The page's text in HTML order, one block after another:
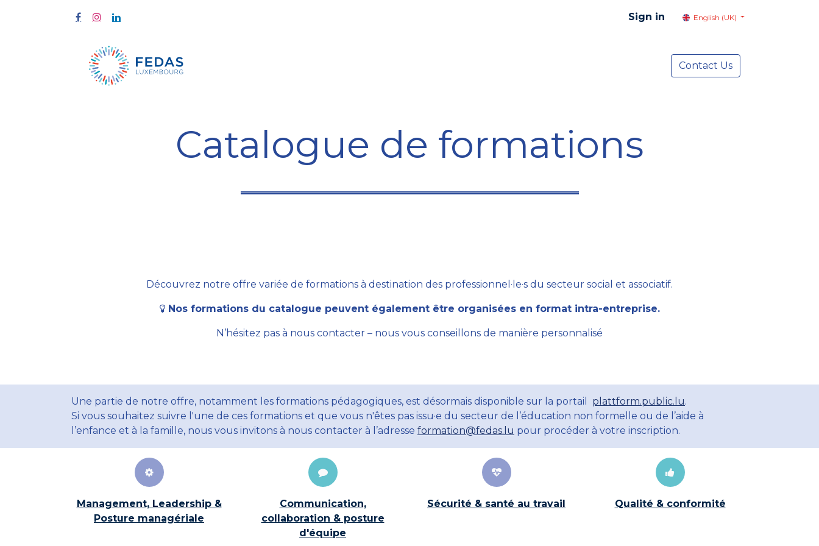
Sign in English (UK)
Social Advocacy Services
Contact Us
Catalogue de formations
Découvrez notre offre variée de formations à destination des professionnel·le·s du secteur social et associatif.
Nos formations du catalogue peuvent également être organisées en format intra-entreprise.
N’hésitez pas à nous contacter – nous vous conseillons de manière personnalisé
Une partie de notre offre, notamment les formations pédagogiques, est désormais disponible sur la portail plattform.public.lu.
Si vous souhaitez suivre l'une de ces formations et que vous n'êtes pas issu·e du secteur de l’éducation non formelle ou de l’aide à
l’enfance et à la famille, nous vous invitons à nous contacter à l’adresse formation@fedas.lu pour procéder à votre inscription.
Management, Leadership &
Posture managériale
Communication,
collaboration & posture
d'équipe
Sécurité & santé au travail Qualité & conformité